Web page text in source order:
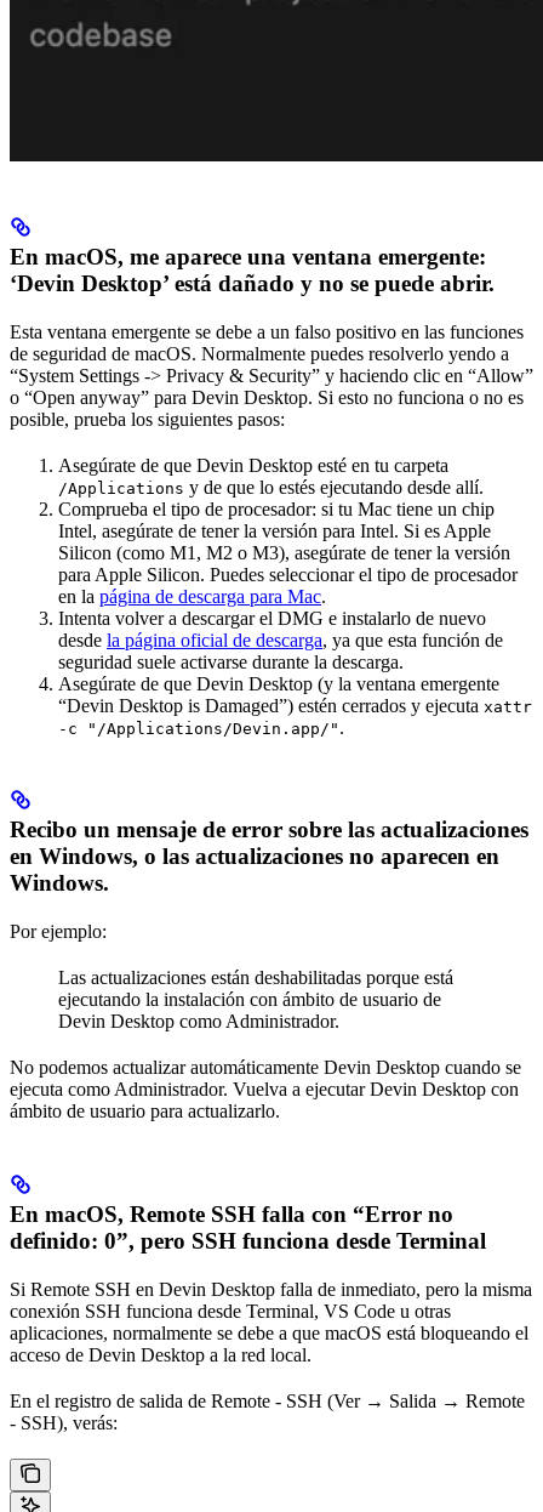
En macOS, me aparece una ventana emergente:
‘Devin Desktop’ está dañado y no se puede abrir.
Esta ventana emergente se debe a un falso positivo en las funciones
de seguridad de macOS. Normalmente puedes resolverlo yendo a
“System Settings -> Privacy & Security” y haciendo clic en “Allow”
o “Open anyway” para Devin Desktop. Si esto no funciona o no es
posible, prueba los siguientes pasos:
Asegúrate de que Devin Desktop esté en tu carpeta
/Applications y de que lo estés ejecutando desde allí.
Comprueba el tipo de procesador: si tu Mac tiene un chip
Intel, asegúrate de tener la versión para Intel. Si es Apple
Silicon (como M1, M2 o M3), asegúrate de tener la versión
para Apple Silicon. Puedes seleccionar el tipo de procesador
en la página de descarga para Mac.
Intenta volver a descargar el DMG e instalarlo de nuevo
desde la página oficial de descarga, ya que esta función de
seguridad suele activarse durante la descarga.
Asegúrate de que Devin Desktop (y la ventana emergente
“Devin Desktop is Damaged”) estén cerrados y ejecuta xattr
-c "/Applications/Devin.app/" .
Recibo un mensaje de error sobre las actualizaciones
en Windows, o las actualizaciones no aparecen en
Windows.
Por ejemplo:
Las actualizaciones están deshabilitadas porque está
ejecutando la instalación con ámbito de usuario de
Devin Desktop como Administrador.
No podemos actualizar automáticamente Devin Desktop cuando se
ejecuta como Administrador. Vuelva a ejecutar Devin Desktop con
ámbito de usuario para actualizarlo.
En macOS, Remote SSH falla con “Error no
definido: 0”, pero SSH funciona desde Terminal
Si Remote SSH en Devin Desktop falla de inmediato, pero la misma
conexión SSH funciona desde Terminal, VS Code u otras
aplicaciones, normalmente se debe a que macOS está bloqueando el
acceso de Devin Desktop a la red local.
En el registro de salida de Remote - SSH (Ver → Salida → Remote
- SSH), verás: